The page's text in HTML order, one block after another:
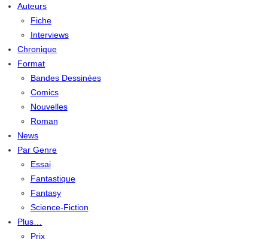
Auteurs
Fiche
Interviews
Chronique
Format
Bandes Dessinées
Comics
Nouvelles
Roman
News
Par Genre
Essai
Fantastique
Fantasy
Science-Fiction
Plus…
Prix